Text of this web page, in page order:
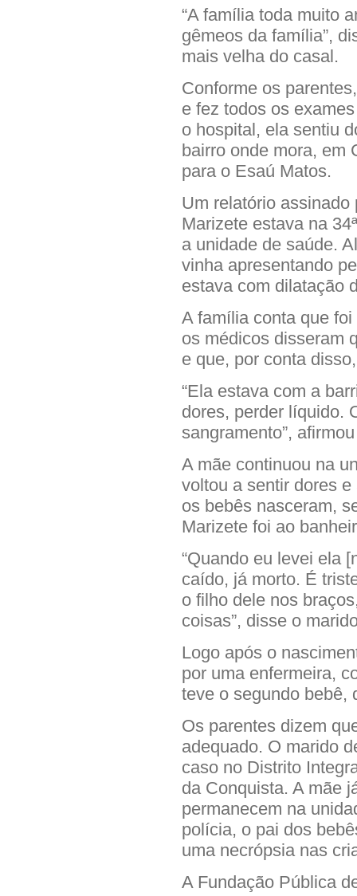
“A família toda muito
gêmeos da família”,
mais velha do casal.
Conforme os
e fez todos os
o hospital, ela sentiu
bairro onde mora, em
para o Esaú Matos.
Um relatório
Marizete estava na
a unidade de saúde.
vinha apresentando
estava com dilatação
A família conta que
os médicos disseram
e que, por conta
“Ela estava com a
dores, perder líquido.
sangramento”,
A mãe continuou na
voltou a sentir dores
os bebês nasceram,
Marizete foi ao
“Quando eu levei ela
caído, já morto. É
o filho dele nos
coisas”, disse o
Logo após o
por uma enfermeira,
teve o segundo bebê,
Os parentes dizem
adequado. O marido
caso no Distrito
da Conquista. A mãe
permanecem na
polícia, o pai dos
uma necrópsia nas
A Fundação Pública